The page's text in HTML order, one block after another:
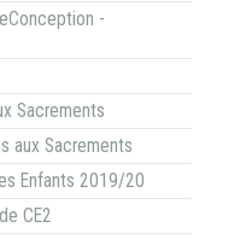
-
Sacrements
aux Sacrements
Enfants 2019/20
CE2